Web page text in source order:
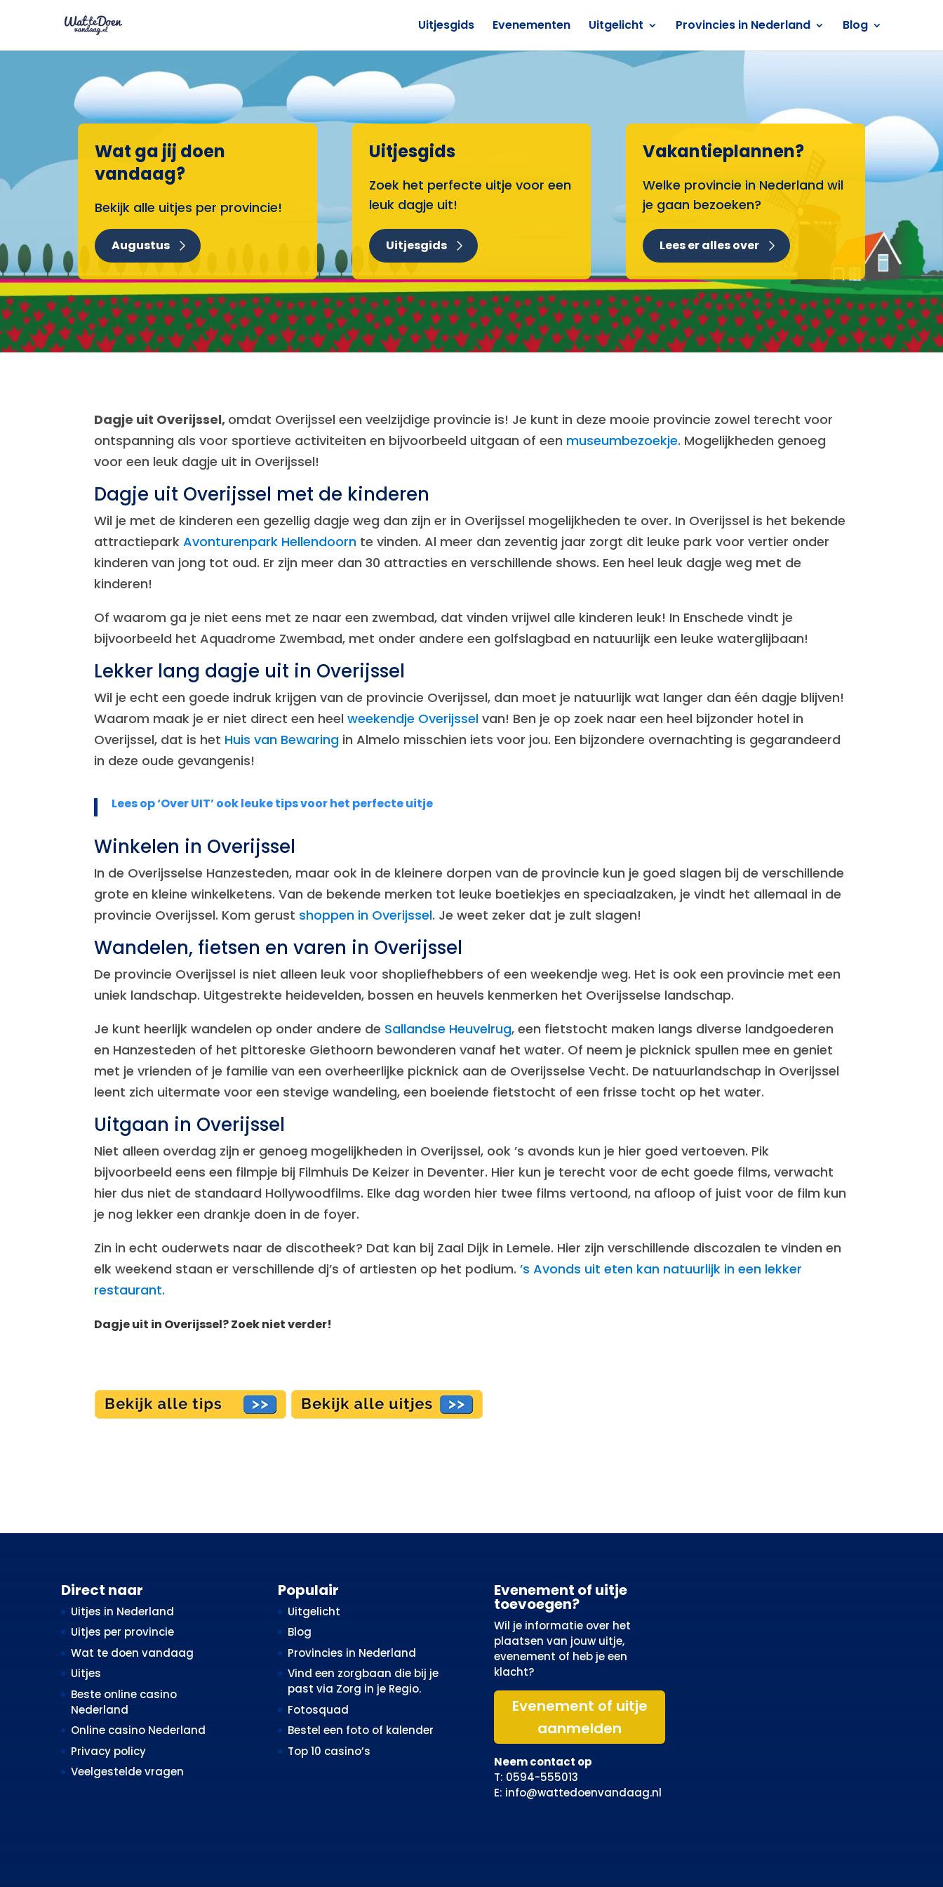
Uitjesgids Evenementen Uitgelicht Provincies in Nederland Blog
Wat ga jij doen
vandaag?
Bekijk alle uitjes per provincie!
Augustus
Uitjesgids
Zoek het perfecte uitje voor een
leuk dagje uit!
Uitjesgids
Vakantieplannen?
Welke provincie in Nederland wil
je gaan bezoeken?
Lees er alles over
Dagje uit Overijssel, omdat Overijssel een veelzijdige provincie is! Je kunt in deze mooie provincie zowel terecht voor
ontspanning als voor sportieve activiteiten en bijvoorbeeld uitgaan of een museumbezoekje. Mogelijkheden genoeg
voor een leuk dagje uit in Overijssel!
Dagje uit Overijssel met de kinderen
Wil je met de kinderen een gezellig dagje weg dan zijn er in Overijssel mogelijkheden te over. In Overijssel is het bekende
attractieparkAvonturenpark Hellendoorn te vinden. Al meer dan zeventig jaar zorgt dit leuke park voor vertier onder
kinderen van jong tot oud. Er zijn meer dan 30 attracties en verschillende shows. Een heel leuk dagje weg met de
kinderen!
Of waarom ga je niet eens met ze naar een zwembad, dat vinden vrijwel alle kinderen leuk! In Enschede vindt je
bijvoorbeeld het Aquadrome Zwembad, met onder andere een golfslagbad en natuurlijk een leuke waterglijbaan!
Lekker lang dagje uit in Overijssel
Wil je echt een goede indruk krijgen van de provincie Overijssel, dan moet je natuurlijk wat langer dan één dagje blijven!
Waarom maak je er niet direct een heelweekendje Overijssel van! Ben je op zoek naar een heel bijzonder hotel in
Overijssel, dat is het Huis van Bewaring in Almelo misschien iets voor jou. Een bijzondere overnachting is gegarandeerd
in deze oude gevangenis!
Lees op ‘Over UIT’ ook leuke tips voor het perfecte uitje
Winkelen in Overijssel
In de Overijsselse Hanzesteden, maar ook in de kleinere dorpen van de provincie kun je goed slagen bij de verschillende
grote en kleine winkelketens. Van de bekende merken tot leuke boetiekjes en speciaalzaken, je vindt het allemaal in de
provincie Overijssel. Kom gerust shoppen in Overijssel. Je weet zeker dat je zult slagen!
Wandelen, fietsen en varen in Overijssel
De provincie Overijssel is niet alleen leuk voor shopliefhebbers of een weekendje weg. Het is ook een provincie met een
uniek landschap. Uitgestrekte heidevelden, bossen en heuvels kenmerken het Overijsselse landschap.
Je kunt heerlijk wandelen op onder andere de Sallandse Heuvelrug, een fietstocht maken langs diverse landgoederen
en Hanzesteden of het pittoreske Giethoorn bewonderen vanaf het water. Of neem je picknick spullen mee en geniet
met je vrienden of je familie van een overheerlijke picknick aan de Overijsselse Vecht. De natuurlandschap in Overijssel
leent zich uitermate voor een stevige wandeling, een boeiende fietstocht of een frisse tocht op het water.
Uitgaan in Overijssel
Niet alleen overdag zijn er genoeg mogelijkheden in Overijssel, ook ’s avonds kun je hier goed vertoeven. Pik
bijvoorbeeld eens een filmpje bij Filmhuis De Keizer in Deventer. Hier kun je terecht voor de echt goede films, verwacht
hier dus niet de standaard Hollywoodfilms. Elke dag worden hier twee films vertoond, na afloop of juist voor de film kun
je nog lekker een drankje doen in de foyer.
Zin in echt ouderwets naar de discotheek? Dat kan bij Zaal Dijk in Lemele. Hier zijn verschillende discozalen te vinden en
elk weekend staan er verschillende dj’s of artiesten op het podium. ’s Avonds uit eten kan natuurlijk in een lekker
restaurant.
Dagje uit in Overijssel? Zoek niet verder!
Direct naar
Uitjes in Nederland
Uitjes per provincie
Wat te doen vandaag
Uitjes
Beste online casino
Nederland
Online casino Nederland
Privacy policy
Veelgestelde vragen
Populair
Uitgelicht
Blog
Provincies in Nederland
Vind een zorgbaan die bij je
past via Zorg in je Regio.
Fotosquad
Bestel een foto of kalender
Top 10 casino’s
Evenement of uitje
toevoegen?
Wil je informatie over het
plaatsen van jouw uitje,
evenement of heb je een
klacht?
Evenement of uitje
aanmelden
Neem contact op
T: 0594-555013
E: info@wattedoenvandaag.nl